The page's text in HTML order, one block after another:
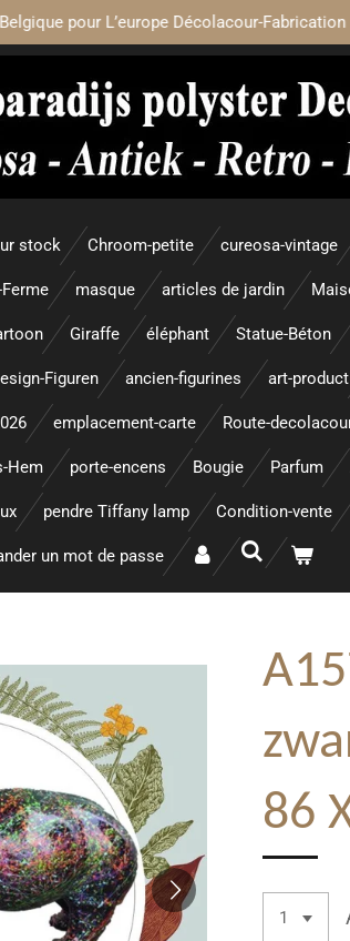
pour L’europe Décolacour-
stock Chroom-petite cureosa-vintage
masque articles de jardin
Giraffe éléphant Statue-Béton
Figuren ancien-figurines art-product
emplacement-carte Route-
Hem porte-encens Bougie Parfum
pendre Tiffany lamp Condition-vente
un mot de passe
86